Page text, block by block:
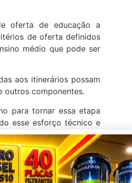
oferta de educação a
de oferta definidos
médio que pode ser
aos itinerários possam
outros componentes.
para tornar essa etapa
esse esforço técnico e
Além de inviável, essa
que são os responsáveis
parte das matrículas do